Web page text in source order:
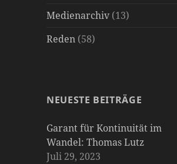
Medienarchiv (13)
Reden (58)
NEUESTE BEITRÄGE
Garant für Kontinuität im
Wandel: Thomas Lutz
Juli 29, 2023